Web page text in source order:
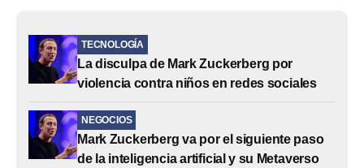
TECNOLOGÍA
La disculpa de Mark Zuckerberg por
violencia contra niños en redes sociales
NEGOCIOS
Mark Zuckerberg va por el siguiente paso
de la inteligencia artificial y su Metaverso